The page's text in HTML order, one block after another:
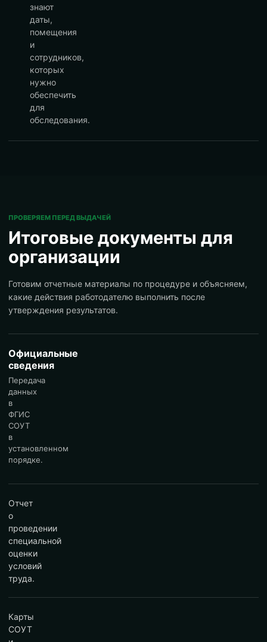
знают
даты,
помещения
и
сотрудников,
которых
нужно
обеспечить
для
обследования.
ПРОВЕРЯЕМ ПЕРЕД ВЫДАЧЕЙ
Итоговые документы для
организации
Готовим отчетные материалы по процедуре и объясняем,
какие действия работодателю выполнить после
утверждения результатов.
Официальные
сведения
Передача
данных
в
ФГИС
СОУТ
в
установленном
порядке.
Отчет
о
проведении
специальной
оценки
условий
труда.
Карты
СОУТ